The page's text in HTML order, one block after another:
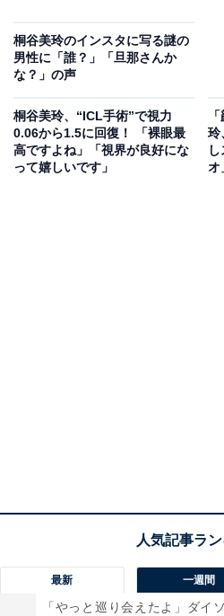
桐谷美玲のインスタに写る謎の
男性に「誰？」「旦那さんか
な？」の声
桐谷美玲、“ICL手術”で視力
0.06から1.5に回復！ 「裸眼最
高ですよね」「視界が良好にな
って嬉しいです」
玲
オ
最新 一週間
「やっと巡り会えたよ」ダイ